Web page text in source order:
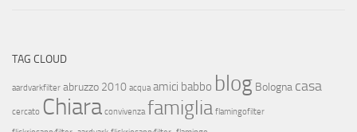
TAG CLOUD
aardvarkfilter abruzzo 2010 acqua amici babbo blog Bologna casa
cercato Chiara convivenza famiglia flamingofilter